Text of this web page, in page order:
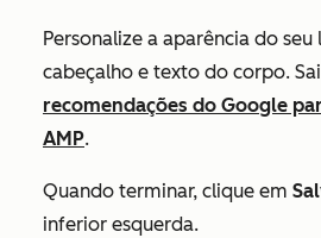
Personalize a aparência do
cabeçalho e texto do corpo.
recomendações do Google
AMP.
Quando terminar, clique em
inferior esquerda.